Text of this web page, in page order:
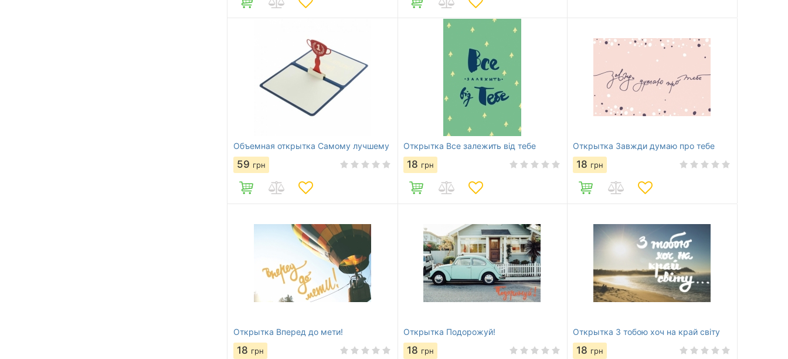
Объемная открытка Самому лучшему
59 грн
Открытка Все залежить від тебе
18 грн
Открытка Завжди думаю про тебе
18 грн
Открытка Вперед до мети!
18 грн
Открытка Подорожуй!
18 грн
Открытка З тобою хоч на край світу
18 грн